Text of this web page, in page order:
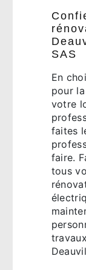
SAS
En
pour
votre
faites
faire.
tous